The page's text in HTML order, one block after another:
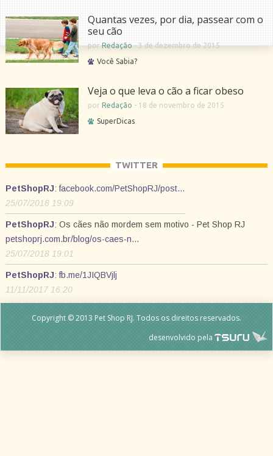
Quantas vezes, por dia, passear com o
seu cão
porRedação-3 de dezembro de 2015
Você Sabia?
Veja o que leva o cão a ficar obeso
por Redação - 18 de novembro de 2015
SuperDicas
TWITTER
PetShopRJ:facebook.com/PetShopRJ/post…
25/07/2018 19:09
PetShopRJ: Os cães não mordem sem motivo - Pet Shop RJ
petshoprj.com.br/blog/os-caes-n…
25/07/2018 19:01
PetShopRJ:fb.me/1JIQBVjlj
11/11/2017 16:20
Copyright © 2013 Pet Shop RJ. Todos os direitos reservados.
desenvolvido pela